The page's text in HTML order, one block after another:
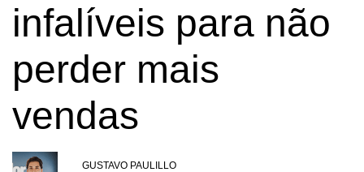
infalíveis para não
perder mais
vendas
GUSTAVO PAULILLO